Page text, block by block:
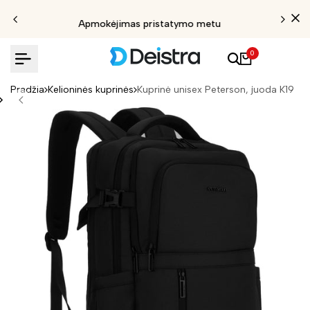
Apmokėjimas pristatymo metu
0
Pradžia Kelioninės kuprinės Kuprinė unisex Peterson, juoda K19